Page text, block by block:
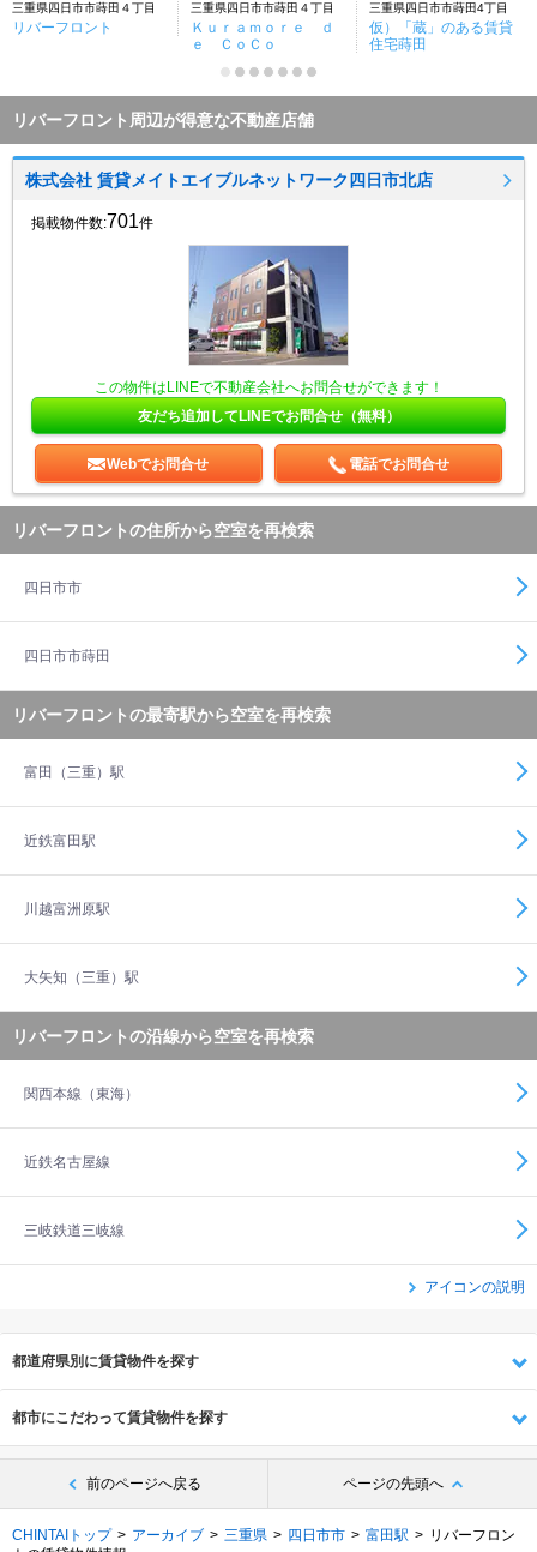
三重県四日市市蒔田４丁目
リバーフロント
三重県四日市市蒔田４丁目
Ｋｕｒａｍｏｒｅ ｄ
ｅ ＣｏＣｏ
三重県四日市市蒔田4丁目
仮）「蔵」のある賃貸
住宅蒔田
リバーフロント周辺が得意な不動産店舗
株式会社 賃貸メイトエイブルネットワーク四日市北店
掲載物件数:701件
この物件はLINEで不動産会社へお問合せができます！
友だち追加してLINEでお問合せ（無料）
Webでお問合せ 電話でお問合せ
リバーフロントの住所から空室を再検索
四日市市
四日市市蒔田
リバーフロントの最寄駅から空室を再検索
富田（三重）駅
近鉄富田駅
川越富洲原駅
大矢知（三重）駅
リバーフロントの沿線から空室を再検索
関西本線（東海）
近鉄名古屋線
三岐鉄道三岐線
アイコンの説明
都道府県別に賃貸物件を探す
都市にこだわって賃貸物件を探す
前のページへ戻る ページの先頭へ
CHINTAIトップ アーカイブ 三重県 四日市市 富田駅
リバーフロン